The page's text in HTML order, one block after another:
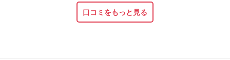
口コミをもっと見る